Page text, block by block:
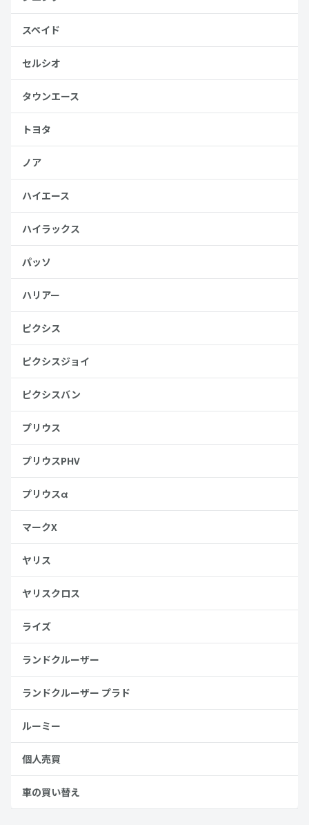
スペイド
セルシオ
タウンエース
トヨタ
ノア
ハイエース
ハイラックス
パッソ
ハリアー
ピクシス
ピクシスジョイ
ピクシスバン
プリウス
プリウスPHV
プリウスα
マークX
ヤリス
ヤリスクロス
ライズ
ランドクルーザー
ランドクルーザー プラド
ルーミー
個人売買
車の買い替え